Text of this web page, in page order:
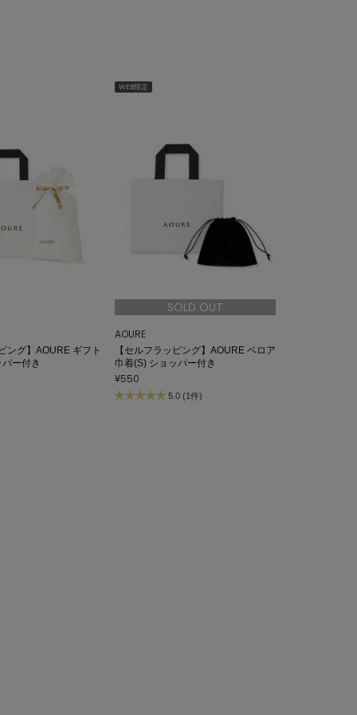
ング】AOURE ギフト
ー付き
WEB限定
SOLD OUT
AOURE
【セルフラッピング】AOURE ベロア
巾着(S) ショッパー付き
¥550
5.0 (1件)